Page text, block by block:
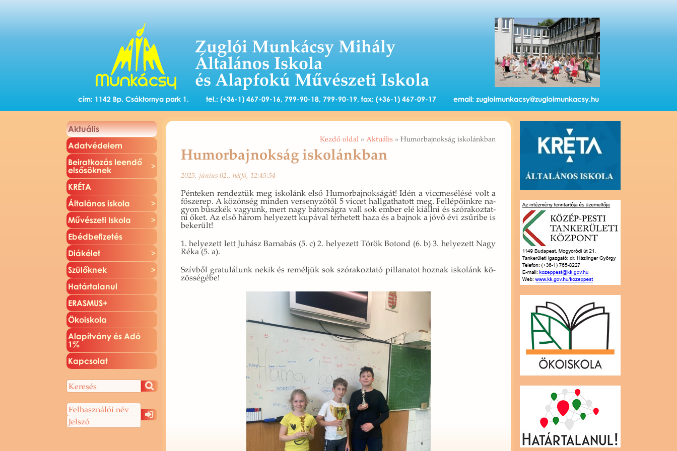
Zuglói Munkácsy Mihály
Általános Iskola
és Alapfokú Művészeti Iskola
cím: 1142 Bp. Csáktornya park 1. tel.: (+36-1) 467-09-16, 799-90-18, 799-90-19, fax: (+36-1) 467-09-17 email: zugloimunkacsy@zugloimunkacsy.hu
Ak­tu­á­lis
Adat­vé­de­lem
Be­irat­ko­zás le­en­dő
el­ső­sök­nek
KRÉTA
Ál­ta­lá­nos is­ko­la
Mű­vé­sze­ti Is­ko­la
Ebéd­be­fi­ze­tés
Di­ák­élet
Szü­lők­nek
Ha­tár­ta­la­nul
ERAS­MUS+
Öko­is­ko­la
Ala­pít­vány és Adó
1%
Kap­cso­lat
Kezdő oldal » Aktuális » Humorbajnokság iskolánkban
Humorbajnokság iskolánkban
2025. jú­ni­us 02., hétfő, 12:45:54
Pén­te­ken ren­dez­tük meg is­ko­lánk első Hu­mor­baj­nok­sá­gát! Idén a vicc­me­sé­lé­sé volt a
fő­sze­rep. A kö­zön­ség min­den ver­seny­ző­től 5 vic­cet hall­gat­ha­tott meg. Fel­lé­pő­ink­re na­
gyon büsz­kék va­gyunk, mert nagy bá­tor­ság­ra vall sok ember elé ki­áll­ni és szó­ra­koz­tat­
ni őket. Az első három he­lye­zett ku­pá­val tér­he­tett haza és a baj­nok a jövő évi zsű­ri­be is
be­ke­rült!
1. he­lye­zett lett Ju­hász Bar­na­bás (5. c) 2. he­lye­zett Török Bo­tond (6. b) 3. he­lye­zett Nagy
Réka (5. a).
Szív­ből gra­tu­lá­lunk nekik és re­mél­jük sok szó­ra­koz­ta­tó pil­la­na­tot hoz­nak is­ko­lánk kö­
zös­sé­gé­be!